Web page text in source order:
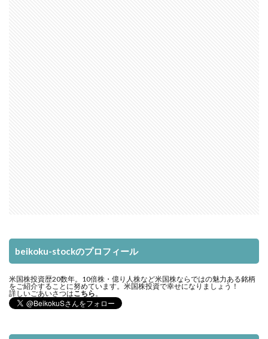
beikoku-stockのプロフィール
米国株投資歴20数年。10倍株・億り人株など米国株ならではの魅力ある銘柄
をご紹介することに努めています。米国株投資で幸せになりましょう！
詳しいごあいさつはこちら 。